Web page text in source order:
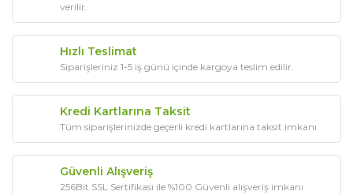
verilir.
Hızlı Teslimat
Siparişleriniz 1-5 iş günü içinde kargoya teslim edilir.
Kredi Kartlarına Taksit
Tüm siparişlerinizde geçerli kredi kartlarına taksit imkanı
Güvenli Alışveriş
256Bit SSL Sertifikası ile %100 Güvenli alışveriş imkanı